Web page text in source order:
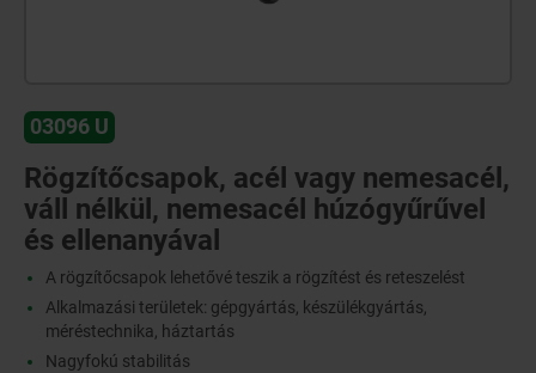
03096 U
Rögzítőcsapok, acél vagy nemesacél,
váll nélkül, nemesacél húzógyűrűvel
és ellenanyával
A rögzítőcsapok lehetővé teszik a rögzítést és reteszelést
Alkalmazási területek: gépgyártás, készülékgyártás,
méréstechnika, háztartás
Nagyfokú stabilitás